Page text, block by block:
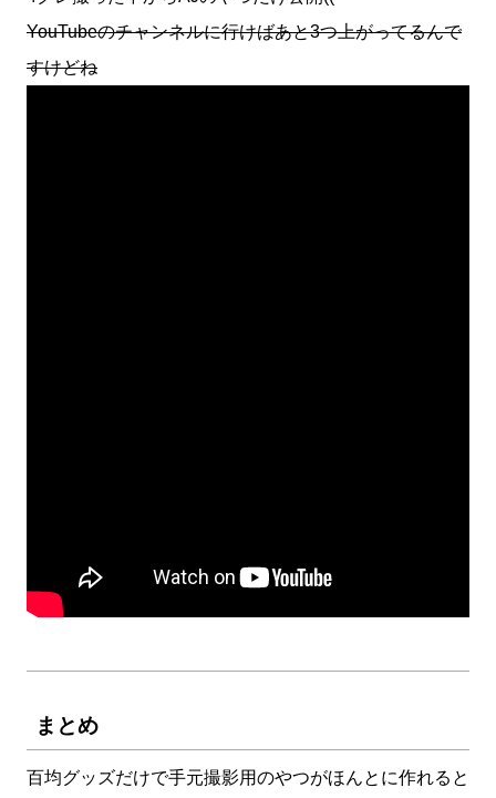
YouTubeのチャンネルに行けばあと3つ上がってるんで
すけどね
まとめ
百均グッズだけで手元撮影用のやつがほんとに作れると